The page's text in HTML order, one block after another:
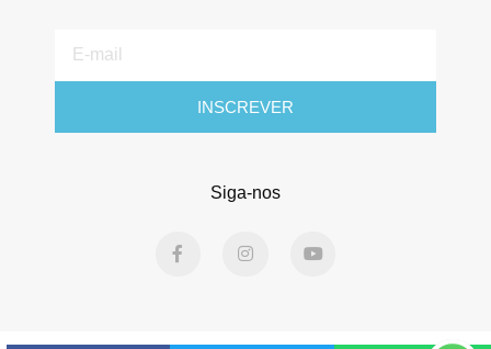
mail
INSCREVER
Siga-nos
a
o
n
r
o
e